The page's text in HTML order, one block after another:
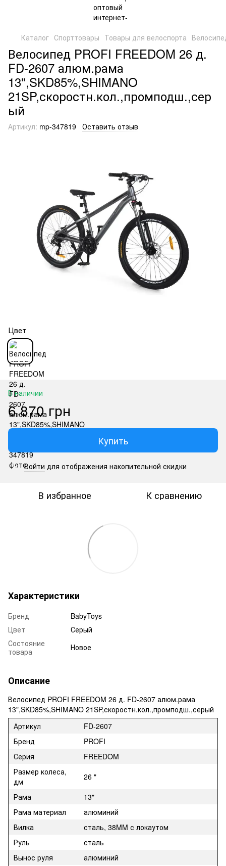
Каталог Спорттовары Товары для велоспорта
Велосипед PROFI FREEDOM 26 д.
FD-2607 алюм.рама
13",SKD85%,SHIMANO
21SP,скоростн.кол.,промподш.,сер
ый
Артикул: mp-347819 Оставить отзыв
Цвет
В наличии
6 870 грн
Купить
% Войти для отображения накопительной скидки
В избранное К сравнению
Характеристики
Бренд
BabyToys
Цвет
Серый
Состояние
товара
Новое
Описание
Велосипед PROFI FREEDOM 26 д. FD-2607 алюм.рама
13",SKD85%,SHIMANO 21SP,скоростн.кол.,промподш.,серый
Артикул
FD-2607
Бренд
PROFI
Серия
FREEDOM
Размер колеса,
дм
26 "
Рама
13"
Рама материал
алюминий
Вилка
сталь, 38MM с локаутом
Руль
сталь
Вынос руля
алюминий